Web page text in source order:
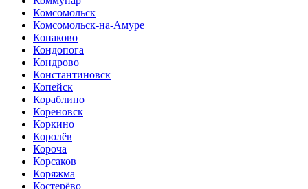
Комсомольск
Комсомольск-на-Амуре
Конаково
Кондопога
Кондрово
Константиновск
Копейск
Кораблино
Кореновск
Коркино
Королёв
Короча
Корсаков
Коряжма
Костерёво